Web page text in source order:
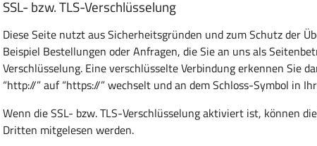
SSL- bzw. TLS-Verschlüsselung
Diese Seite nutzt aus Sicherheitsgründen und zum Schutz der
Beispiel Bestellungen oder Anfragen, die Sie an uns als
Verschlüsselung. Eine verschlüsselte Verbindung erkennen Sie
“http://” auf “https://” wechselt und an dem Schloss-Symbol in
Wenn die SSL- bzw. TLS-Verschlüsselung aktiviert ist, können
Dritten mitgelesen werden.